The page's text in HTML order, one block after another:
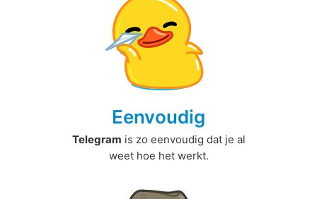
Eenvoudig
Telegram is zo eenvoudig dat je al
weet hoe het werkt.